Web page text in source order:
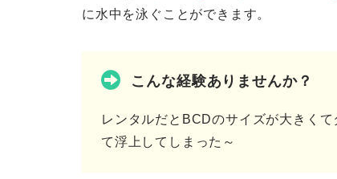
に水中を泳ぐことができます。
こんな経験ありませんか？
レンタルだとBCDのサイズが大きく
て浮上してしまった～